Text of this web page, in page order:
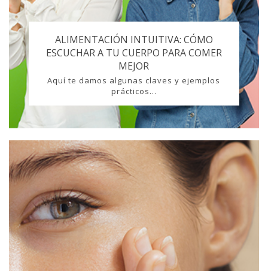
ALIMENTACIÓN INTUITIVA: CÓMO
ESCUCHAR A TU CUERPO PARA COMER
MEJOR
Aquí te damos algunas claves y ejemplos
prácticos...